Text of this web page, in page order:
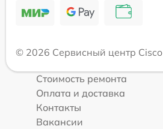
© 2026 Сервисный центр Cisco
Стоимость ремонта
Оплата и доставка
Контакты
Вакансии